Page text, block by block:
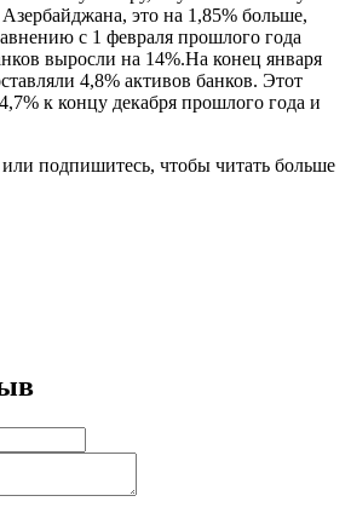
это на 1,85% больше,
с 1 февраля прошлого года
выросли на 14%.На конец января
4,8% активов банков. Этот
к концу декабря прошлого года и
подпишитесь, чтобы читать больше